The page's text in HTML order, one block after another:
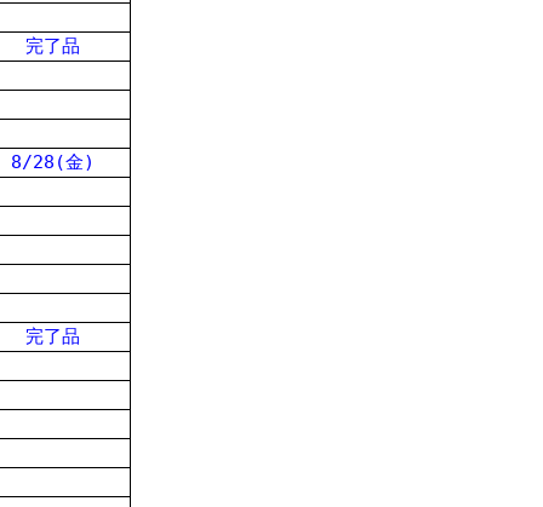
完了品
8/28(金)
完了品